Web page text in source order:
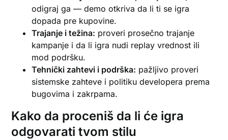
odigraj ga — demo otkriva da li ti se igra
dopada pre kupovine.
Trajanje i težina: proveri prosečno trajanje
kampanje i da li igra nudi replay vrednost ili
mod podršku.
Tehnički zahtevi i podrška: pažljivo proveri
sistemske zahteve i politiku developera prema
bugovima i zakrpama.
Kako da proceniš da li će igra
odgovarati tvom stilu